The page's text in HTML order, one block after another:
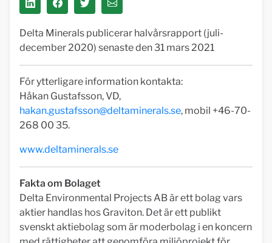
Delta Minerals publicerar halvårsrapport (juli-
december 2020) senaste den 31 mars 2021
För ytterligare information kontakta:
Håkan Gustafsson, VD,
hakan.gustafsson@deltaminerals.se, mobil +46-70-
268 00 35.
www.deltaminerals.se
Fakta om Bolaget
Delta Environmental Projects AB är ett bolag vars
aktier handlas hos Graviton. Det är ett publikt
svenskt aktiebolag som är moderbolag i en koncern